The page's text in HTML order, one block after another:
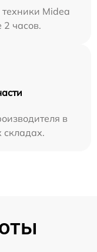
Midea
2 часов.
в
складах.